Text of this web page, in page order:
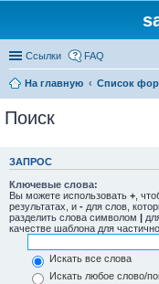
Ссылки FAQ
На главную Список
Поиск
ЗАПРОС
Ключевые слова:
Вы можете использовать + ,
результатах, и - для слов,
разделить слова символом |
качестве шаблона для
Искать все слова
Искать любое слово/